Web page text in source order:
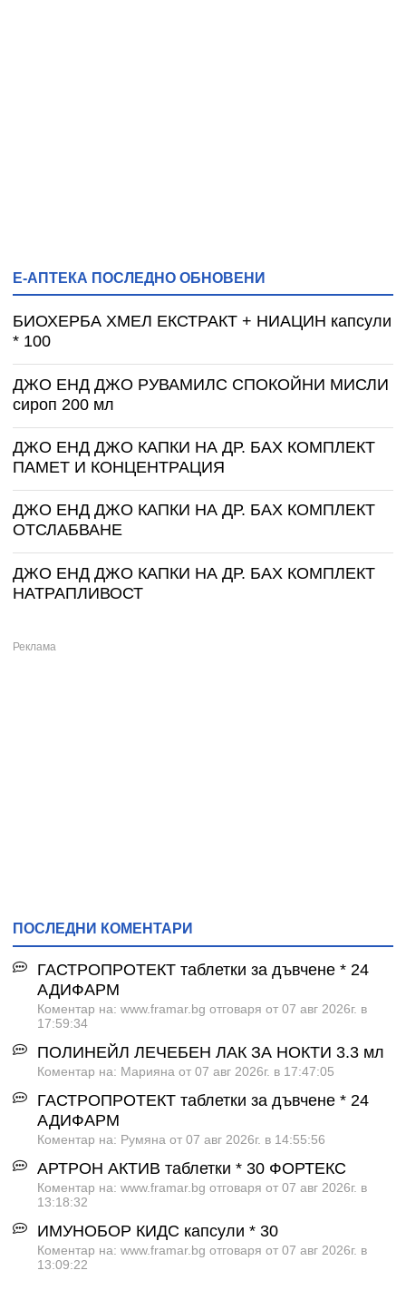
Е-АПТЕКА ПОСЛЕДНО ОБНОВЕНИ
БИОХЕРБА ХМЕЛ ЕКСТРАКТ + НИАЦИН капсули
* 100
ДЖО ЕНД ДЖО РУВАМИЛС СПОКОЙНИ МИСЛИ
сироп 200 мл
ДЖО ЕНД ДЖО КАПКИ НА ДР. БАХ КОМПЛЕКТ
ПАМЕТ И КОНЦЕНТРАЦИЯ
ДЖО ЕНД ДЖО КАПКИ НА ДР. БАХ КОМПЛЕКТ
ОТСЛАБВАНЕ
ДЖО ЕНД ДЖО КАПКИ НА ДР. БАХ КОМПЛЕКТ
НАТРАПЛИВОСТ
ПОСЛЕДНИ КОМЕНТАРИ
ГАСТРОПРОТЕКТ таблетки за дъвчене * 24
АДИФАРМ
Коментар на: www.framar.bg отговаря от 07 авг 2026г. в
17:59:34
ПОЛИНЕЙЛ ЛЕЧЕБЕН ЛАК ЗА НОКТИ 3.3 мл
Коментар на: Марияна от 07 авг 2026г. в 17:47:05
ГАСТРОПРОТЕКТ таблетки за дъвчене * 24
АДИФАРМ
Коментар на: Румяна от 07 авг 2026г. в 14:55:56
АРТРОН АКТИВ таблетки * 30 ФОРТЕКС
Коментар на: www.framar.bg отговаря от 07 авг 2026г. в
13:18:32
ИМУНОБОР КИДС капсули * 30
Коментар на: www.framar.bg отговаря от 07 авг 2026г. в
13:09:22